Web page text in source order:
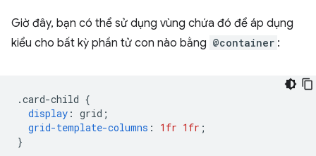
Giờ đây, bạn có thể sử dụng vùng chứa đó để áp dụng
kiểu cho bất kỳ phần tử con nào bằng @container :
.card-child {
display : grid ;
grid-template-columns : 1fr 1fr ;
}